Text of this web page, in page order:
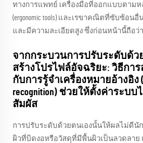
ทางการแพทย์ เครื่องมือที่ออกแบบตาม
(ergonomic tools) และเรขาคณิตที่ซับซ้อน
และมีความละเอียดสูง ซึ่งก่อนหน้านี้ถือว่
จากกระบวนการปรับระดับด้ว
สร้างโปรไฟล์อัจฉริยะ: วิธีกา
กับการรู้จำเครื่องหมายอ้างอิง
recognition) ช่วยให้ตั้งค่าระบ
สัมผัส
การปรับระดับด้วยตนเองนั้นให้ผลไม่ดีนั
ผิวที่บิดงอหรือวัสดุที่มีพื้นผิวเป็นลวดลาย